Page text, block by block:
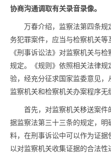
协商沟通调取有关录音录像。
万春介绍，监察法第四条规
务犯罪案件，应当与检察机关
《刑事诉讼法》对监察机关与
规定。《规则》依照相关法律
验，经充分征求国家监委意见
监察机关和检察机关办案程序无
首先，对监察机关移送案
据监察法第三十三条的规定，
料，在刑事诉讼中可以作为证
以对监察机关收集证据的合法